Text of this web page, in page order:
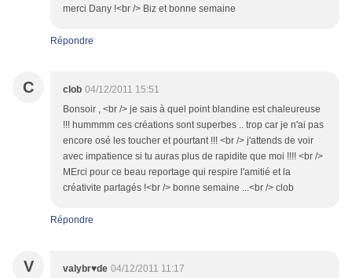
merci Dany !<br /> Biz et bonne semaine
Répondre
C clob 04/12/2011 15:51
Bonsoir , <br /> je sais à quel point blandine est chaleureuse
!!! hummmm ces créations sont superbes .. trop car je n'ai pas
encore osé les toucher et pourtant !!! <br /> j'attends de voir
avec impatience si tu auras plus de rapidite que moi !!!! <br />
MErci pour ce beau reportage qui respire l'amitié et la
créativite partagés !<br /> bonne semaine ...<br /> clob
Répondre
V valybr♥de 04/12/2011 11:17